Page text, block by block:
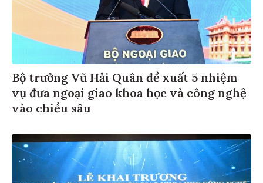
Bộ trưởng Vũ Hải Quân đề xuất 5 nhiệm
vụ đưa ngoại giao khoa học và công nghệ
vào chiều sâu